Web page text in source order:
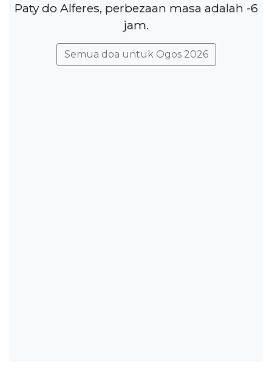
Paty do Alferes, perbezaan masa adalah -6
jam.
Semua doa untuk Ogos 2026